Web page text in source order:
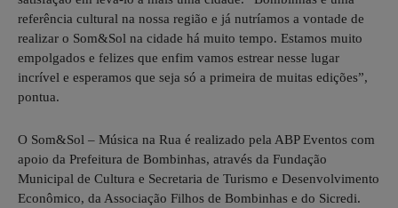
referência cultural na nossa região e já nutríamos a vontade de
realizar o Som&Sol na cidade há muito tempo. Estamos muito
empolgados e felizes que enfim vamos estrear nesse lugar
incrível e esperamos que seja só a primeira de muitas edições”,
pontua.
O Som&Sol – Música na Rua é realizado pela ABP Eventos com
apoio da Prefeitura de Bombinhas, através da Fundação
Municipal de Cultura e Secretaria de Turismo e Desenvolvimento
Econômico, da Associação Filhos de Bombinhas e do Sicredi.